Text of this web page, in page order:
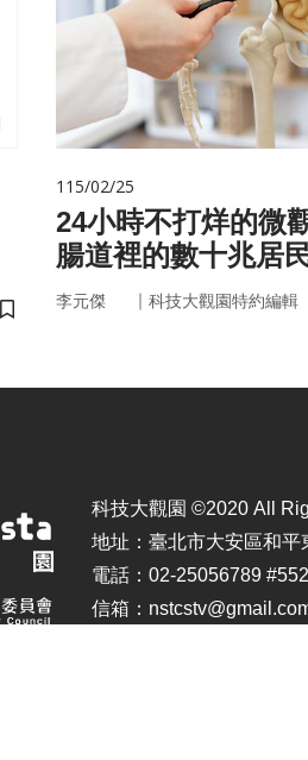
儲存書籤
115/02/25
24小時不打烊的微
腸道裡的數十兆居
悄掌管你的大腦與健
李元傑 ｜ 科技大觀園特約編輯
科技大觀園 ©2020 All
地址：臺北市大安區和
電話：02-25056789
信箱：